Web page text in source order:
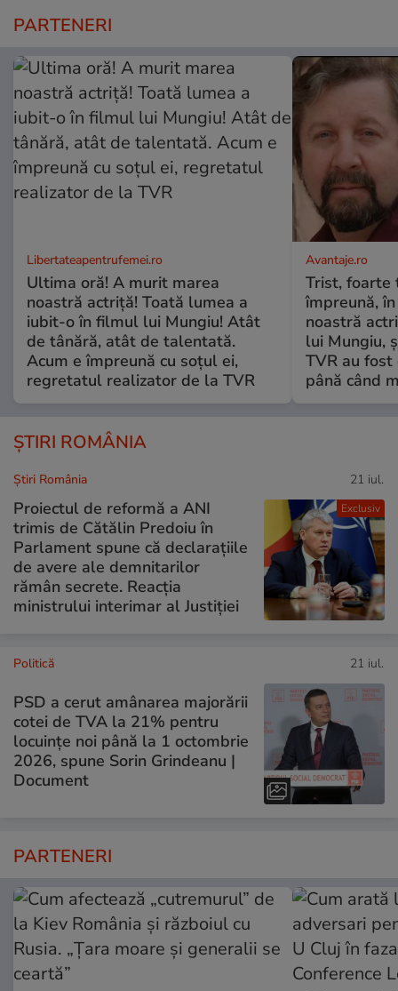
PARTENERI
Libertateapentrufemei.ro
Ultima oră! A murit marea
noastră actriță! Toată lumea a
iubit-o în filmul lui Mungiu! Atât
de tânără, atât de talentată.
Acum e împreună cu soțul ei,
regretatul realizator de la TVR
Avantaje.ro
Trist, foarte
împreună,
noastră
lui Mungiu,
TVR au
până când
ȘTIRI ROMÂNIA
Exclusiv
Știri România 21 iul.
Proiectul de reformă a ANI
trimis de Cătălin Predoiu în
Parlament spune că declarațiile
de avere ale demnitarilor
rămân secrete. Reacția
ministrului interimar al Justiției
Politică 21 iul.
PSD a cerut amânarea majorării
cotei de TVA la 21% pentru
locuințe noi până la 1 octombrie
2026, spune Sorin Grindeanu |
Document
PARTENERI